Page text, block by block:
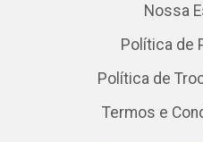
Nossa
Política de
Política de
Termos e